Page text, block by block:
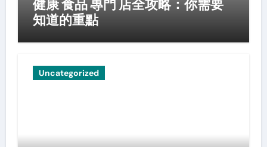
健康 食品 專門 店全攻略：你需要
知道的重點
Uncategorized